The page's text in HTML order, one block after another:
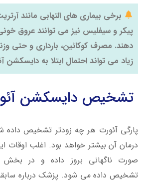
برخی بیماری های التهابی مانند
پیکر و سیفلیس نیز می توانند عروق خونی
دهند. مصرف کوکائین، بارداری و حتی
زیاد می تواند احتمال ابتلا به دایسکشن
تشخیص دایسکشن
پارگی آئورت هر چه زودتر تشخیص داده
درمان آن بیشتر خواهد بود. اغلب اوقات
صورت ناگهانی بروز داده و در بخش
تشخیص داده می شود. پزشک درباره